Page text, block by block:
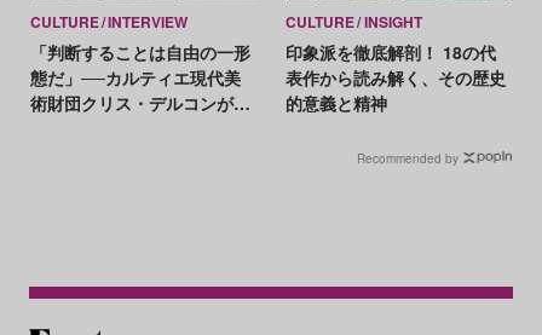
CULTURE INTERVIEW
「判断することは自由の一形
態だ」──カルティエ現代美
術財団クリス・デルコンが語
CULTURE INSIGHT
印象派を徹底解剖！ 18の代
表作から読み解く、その歴史
的意義と精神
Recommended by